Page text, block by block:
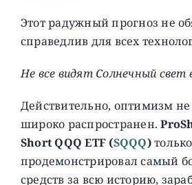
Этот радужный прогноз не
справедлив для всех
Не все видят Солнечный свет
Действительно, оптимизм не
широко распространен.
Short QQQ ETF (SQQQ)
продемонстрировал самый
средств за всю историю,